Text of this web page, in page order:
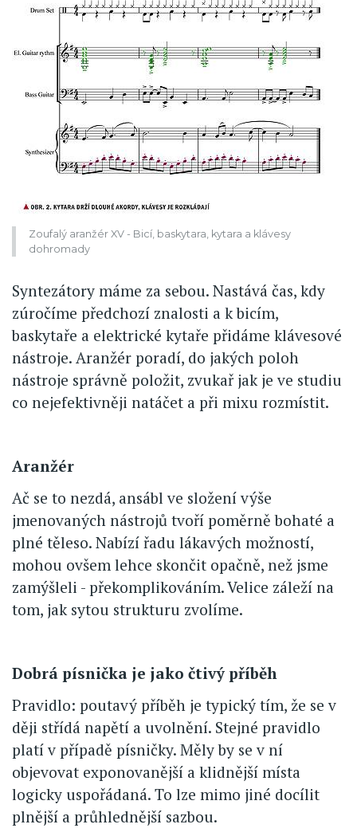
Zoufalý aranžér XV - Bicí, baskytara, kytara a klávesy
dohromady
Syntezátory máme za sebou. Nastává čas, kdy
zúročíme předchozí znalosti a k bicím,
baskytaře a elektrické kytaře přidáme klávesové
nástroje. Aranžér poradí, do jakých poloh
nástroje správně položit, zvukař jak je ve studiu
co nejefektivněji natáčet a při mixu rozmístit.
Aranžér
Ač se to nezdá, ansábl ve složení výše
jmenovaných nástrojů tvoří poměrně bohaté a
plné těleso. Nabízí řadu lákavých možností,
mohou ovšem lehce skončit opačně, než jsme
zamýšleli - překomplikováním. Velice záleží na
tom, jak sytou strukturu zvolíme.
Dobrá písnička je jako čtivý příběh
Pravidlo: poutavý příběh je typický tím, že se v
ději střídá napětí a uvolnění. Stejné pravidlo
platí v případě písničky. Měly by se v ní
objevovat exponovanější a klidnější místa
logicky uspořádaná. To lze mimo jiné docílit
plnější a průhlednější sazbou.